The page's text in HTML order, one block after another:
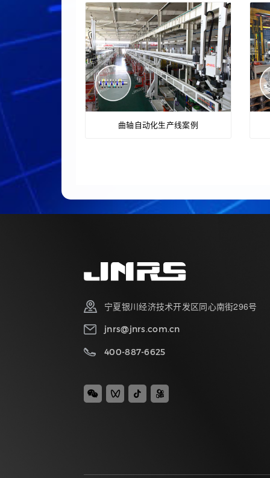
曲轴自动化生产线案例
宁夏银川经济技术开发区同心南街296号
jnrs@jnrs.com.cn
400-887-6625